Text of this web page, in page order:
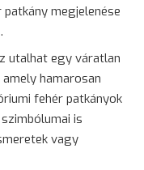
megjelenése
utalhat egy váratlan
hamarosan
fehér patkányok
is
vagy